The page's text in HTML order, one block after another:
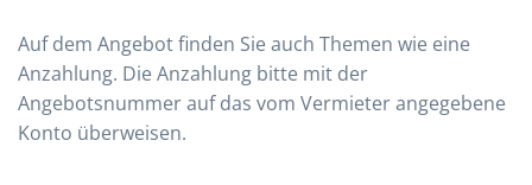
Auf dem Angebot finden Sie auch Themen wie eine
Anzahlung. Die Anzahlung bitte mit der
Angebotsnummer auf das vom Vermieter angegebene
Konto überweisen.